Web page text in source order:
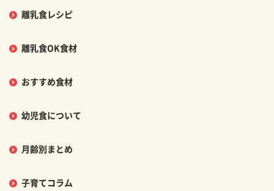
離乳食レシピ
離乳食OK食材
おすすめ食材
幼児食について
月齢別まとめ
子育てコラム